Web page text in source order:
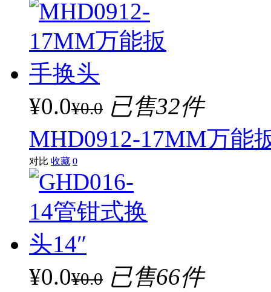
¥0.0¥0.0 已售32件
MHD0912-17MM万能
对比 收藏 0
¥0.0¥0.0 已售66件